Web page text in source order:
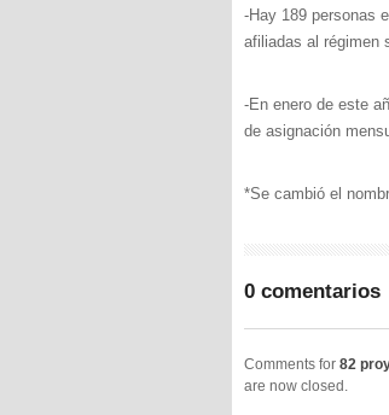
-Hay 189 personas
afiliadas al régimen
-En enero de este
de asignación
*Se cambió el
0 comentarios
Comments for 82
are now closed.